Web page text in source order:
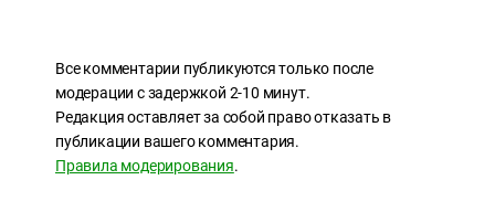
Все комментарии публикуются только после
модерации с задержкой 2-10 минут.
Редакция оставляет за собой право отказать в
публикации вашего комментария.
Правила модерирования.